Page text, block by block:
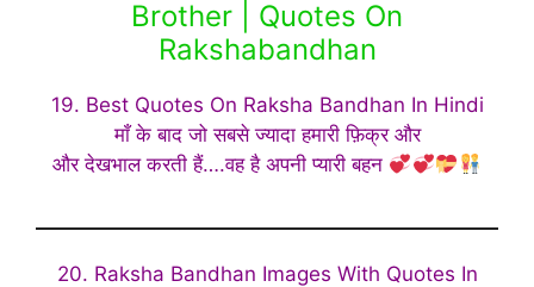
Brother | Quotes On
Rakshabandhan
19. Best Quotes On Raksha Bandhan In Hindi
माँ के बाद जो सबसे ज्यादा हमारी फ़िक्र और
और देखभाल करती हैं….वह है अपनी प्यारी बहन
20. Raksha Bandhan Images With Quotes In